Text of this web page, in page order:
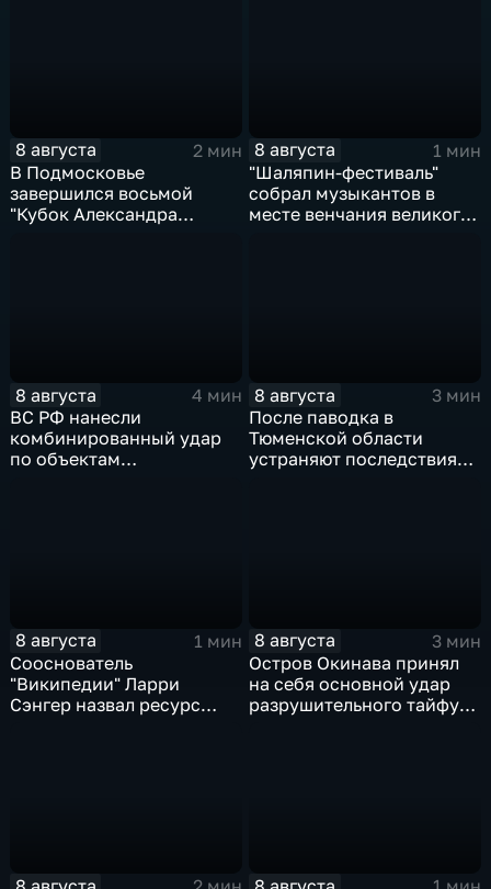
8 августа
2 мин
В Подмосковье
завершился восьмой
"Кубок Александра
8 августа
1 мин
"Шаляпин‑фестиваль"
собрал музыкантов в
месте венчания великого
8 августа
4 мин
ВС РФ нанесли
комбинированный удар
по объектам
8 августа
3 мин
После паводка в
Тюменской области
устраняют последствия
8 августа
1 мин
Сооснователь
"Википедии" Ларри
Сэнгер назвал ресурс
8 августа
3 мин
Остров Окинава принял
на себя основной удар
разрушительного тайфуна